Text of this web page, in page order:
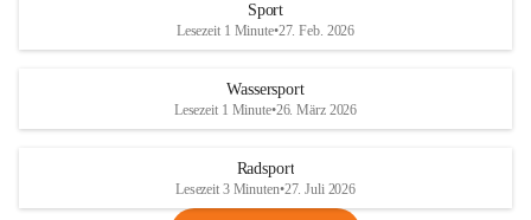
Rebe und der Amerikanischen
Anhang VBl. EU Nr. 18
1 Seite•1,4 MB
VBl. EU Nr. 18_2026
Sport
Lesezeit 1 Minute•27. Feb. 2026
Wassersport
Lesezeit 1 Minute•26. März 2026
Radsport
Lesezeit 3 Minuten•27. Juli 2026